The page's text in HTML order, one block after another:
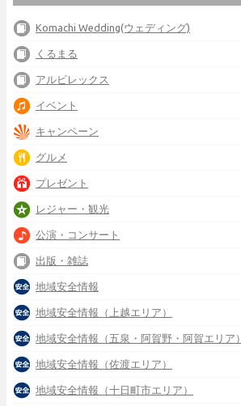
Komachi Wedding(ウェディング)
くるまる
アルビレックス
イベント
キャンペーン
グルメ
プレゼント
レジャー・観光
公演・コンサート
出版・雑誌
地域安全情報
地域安全情報（上越エリア）
地域安全情報（五泉・阿賀野・阿賀エリア）
地域安全情報（佐渡エリア）
地域安全情報（十日町市エリア）